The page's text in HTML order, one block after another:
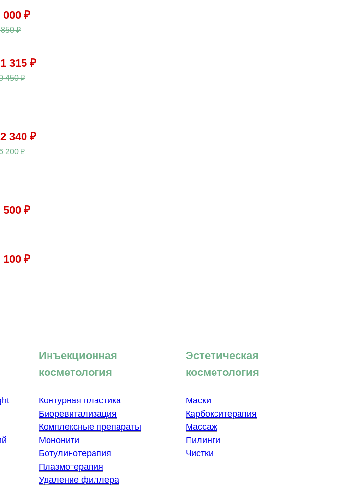
000 ₽
₽
315 ₽
450 ₽
340 ₽
200 ₽
500 ₽
100 ₽
Инъекционная
косметология
Контурная пластика
Биоревитализация
Комплексные препараты
Мононити
Ботулинотерапия
Плазмотерапия
Удаление филлера
Эстетическая
косметология
Маски
Карбокситерапия
Массаж
Пилинги
Чистки